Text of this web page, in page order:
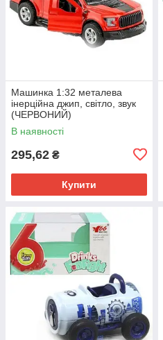
Машинка 1:32 металева
інерційна джип, світло, звук
(ЧЕРВОНИЙ)
В наявності
295,62 ₴
Купити